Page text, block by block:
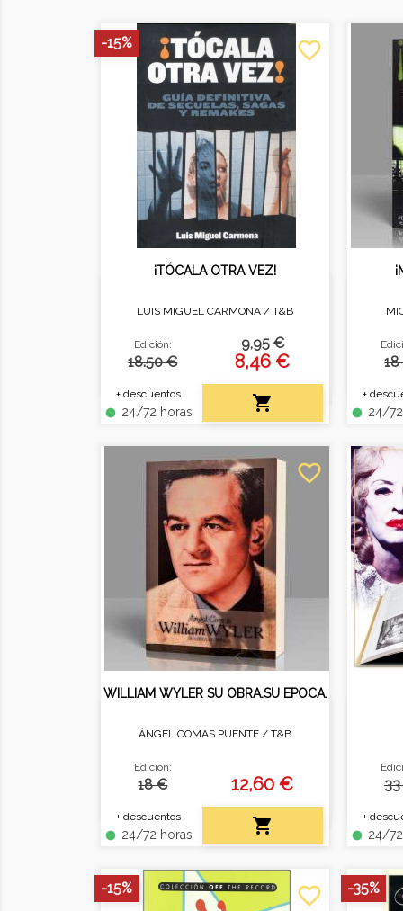
¡TÓCALA OTRA VEZ!
LUIS MIGUEL CARMONA / T&B
Edición:
18.50 €
+ descuentos
fiber_manual_record 24/72 horas
9,95 €
8,46 €

favorite_border
-15%
La obra más completa jamás
realizada sobre las secuelas,
sagas y remakes de la historia
del cine. Contiene, además,
trilogías, personajes, películas
basadas...
+
fiber_manual_record 24/
o
WILLIAM WYLER SU OBRA.SU EPOCA.
ÁNGEL COMAS PUENTE / T&B
Edición:
18 €
+ descuentos
fiber_manual_record 24/72 horas
12,60 €

favorite_border
Biografía del director ganador
repaso de toda su filmografía.
+
fiber_manual_record 24/
La
en
favorite_border
-15% -35%